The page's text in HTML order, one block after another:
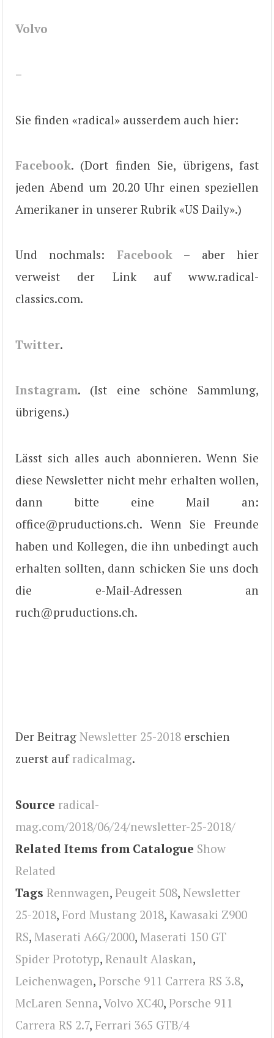
Volvo
–
Sie finden «radical» ausserdem auch hier:
Facebook. (Dort finden Sie, übrigens, fast
jeden Abend um 20.20 Uhr einen speziellen
Amerikaner in unserer Rubrik «US Daily».)
Und nochmals: Facebook– aber hier
verweist der Link auf www.radical-
classics.com.
Twitter.
Instagram. (Ist eine schöne Sammlung,
übrigens.)
Lässt sich alles auch abonnieren. Wenn Sie
diese Newsletter nicht mehr erhalten wollen,
dann bitte eine Mail an:
office@pruductions.ch. Wenn Sie Freunde
haben und Kollegen, die ihn unbedingt auch
erhalten sollten, dann schicken Sie uns doch
die e-Mail-Adressen an
ruch@pruductions.ch.
Der Beitrag Newsletter 25-2018 erschien
zuerst auf radicalmag.
Source radical-
mag.com/2018/06/24/newsletter-25-2018/
Related Items from Catalogue Show
Related
Tags Rennwagen, Peugeit 508, Newsletter
25-2018, Ford Mustang 2018, Kawasaki Z900
RS, Maserati A6G/2000, Maserati 150 GT
Spider Prototyp, Renault Alaskan,
Leichenwagen, Porsche 911 Carrera RS 3.8,
McLaren Senna,Volvo XC40, Porsche 911
Carrera RS 2.7, Ferrari 365 GTB/4